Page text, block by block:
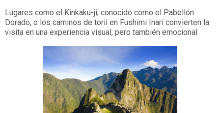
Lugares como el Kinkaku-ji, conocido como el Pabellón
Dorado, o los caminos de torii en Fushimi Inari convierten la
visita en una experiencia visual, pero también emocional.